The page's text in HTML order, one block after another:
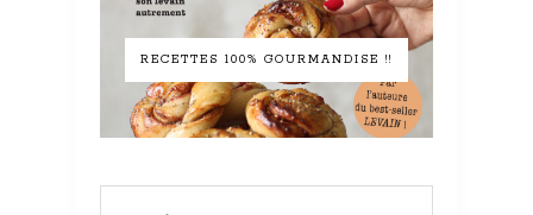
RECETTES 100% GOURMANDISE !!